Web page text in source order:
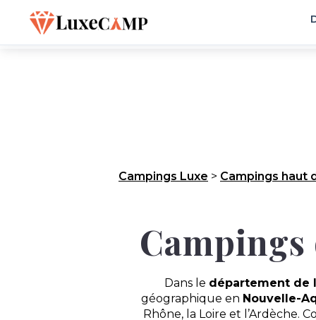
Campings Luxe > Campings haut
Campings
Dans le département de
géographique en Nouvelle-
Rhône, la Loire et l’Ardèche.